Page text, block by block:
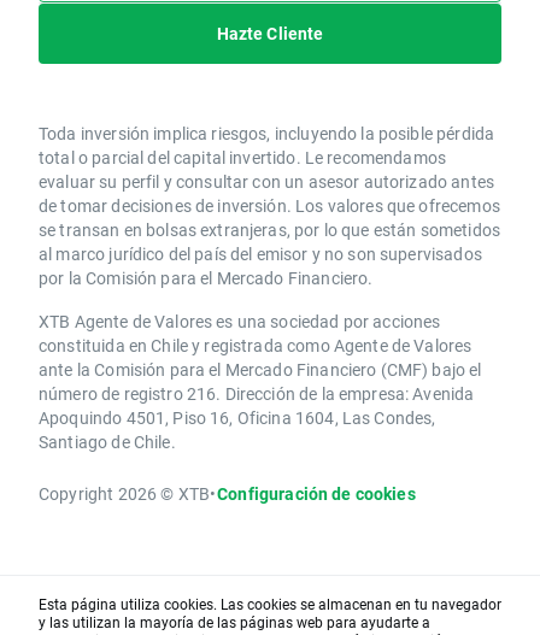
Hazte Cliente
Toda inversión implica riesgos, incluyendo la posible pérdida
total o parcial del capital invertido. Le recomendamos
evaluar su perfil y consultar con un asesor autorizado antes
de tomar decisiones de inversión. Los valores que ofrecemos
se transan en bolsas extranjeras, por lo que están sometidos
al marco jurídico del país del emisor y no son supervisados
por la Comisión para el Mercado Financiero.
XTB Agente de Valores es una sociedad por acciones
constituida en Chile y registrada como Agente de Valores
ante la Comisión para el Mercado Financiero (CMF) bajo el
número de registro 216. Dirección de la empresa: Avenida
Apoquindo 4501, Piso 16, Oficina 1604, Las Condes,
Santiago de Chile.
Copyright 2026 © XTB•Configuración de cookies
Esta página utiliza cookies. Las cookies se almacenan en tu navegador
y las utilizan la mayoría de las páginas web para ayudarte a